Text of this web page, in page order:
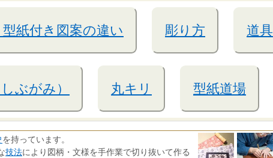
紙付き図案の違い 彫り方 道具
ぶがみ） 丸キリ 型紙道場
を持っています。
技法により図柄・文様を手作業で切り抜いて作る